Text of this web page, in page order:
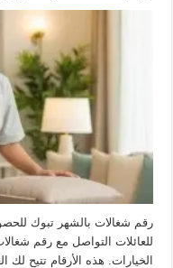
رقم شغالات بالشهر تبوك
للعائلات التواصل مع رقم
الخيارات. هذه الأرقام تتيح